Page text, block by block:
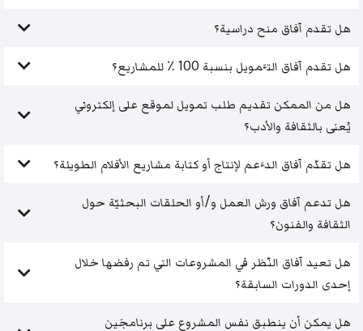
هل تقدم آفاق منح دراسية؟
هل تقدم آفاق التَّمويل بنسبة 100 ٪ للمشاريع؟
هل من الممكن تقديم طلب تمويل لموقع على إلكتروني
يُعنى بالثقافة والأدب؟
هل تقدّم آفاق الدَّعم لإنتاج أو كتابة مشاريع الأفلام الطويلة؟
هل تدعم آفاق ورش العمل و/أو الحلقات البحثيّة حول
الثقافة والفنون؟
هل تعيد آفاق النّظر في المشروعات التي تم رفضها خلال
إحدى الدورات السابقة؟
هل يمكن أن ينطبق نفس المشروع على برنامجَين